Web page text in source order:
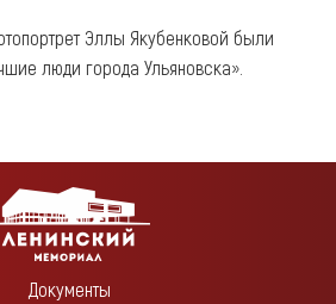
Эллы Якубенковой были
люди города Ульяновска».
Документы